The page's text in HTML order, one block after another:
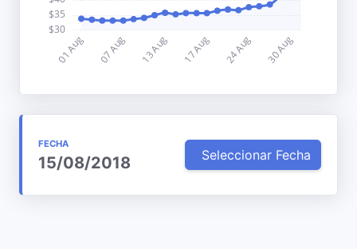
FECHA
15/08/2018 Seleccionar Fecha